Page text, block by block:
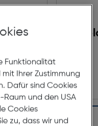
x40
Funktionalität
Ihrer Zustimmung
Dafür sind Cookies
und den USA
Cookies
zu, dass wir und